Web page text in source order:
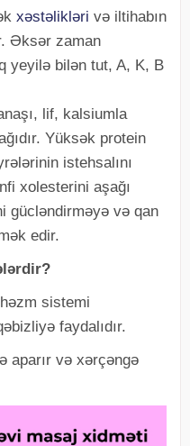
xəstəlikləri və iltihabın
Əksər zaman
yeyilə bilən tut, A, K, B
lif, kalsiumla
Yüksək protein
istehsalını
xolesterini aşağı
gücləndirməyə və qan
edir.
sistemi
faydalıdır.
aparır və xərçəngə